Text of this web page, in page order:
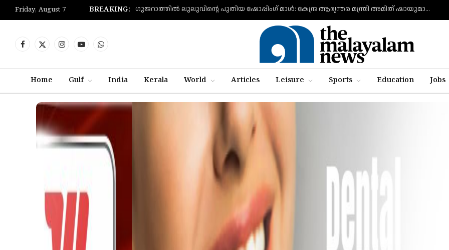
Friday, August 7 BREAKING: ഗുജറാത്തിൽ ലുലുവിന്റെ പുതിയ ഷോപ്പിംഗ് മാൾ: കേന്ദ്ര ആഭ്യന്തര മന്ത്രി അമിത് ഷായുമായി കൂടിക്കാഴ്ച നടത്തി എം.എ യൂസഫലി
Facebook
X
InstagramYouTubeWhatsApp
Home Gulf India Kerala World Articles Leisure Sports Education Jobs